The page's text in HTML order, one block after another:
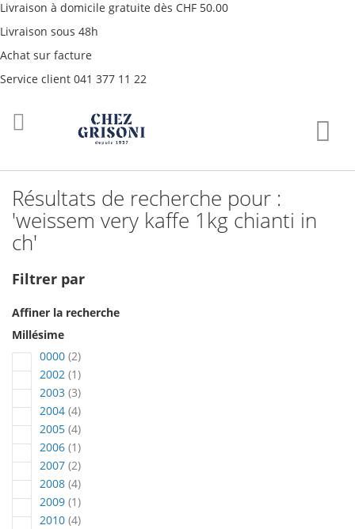
Livraison à domicile gratuite dès CHF 50.00
Livraison sous 48h
Achat sur facture
Service client 041 377 11 22
Résultats de recherche pour :
'weissem very kaffe 1kg chianti in
ch'
Filtrer par
Affiner la recherche
Millésime
0000 2articles
2002 1article
2003 3articles
2004 4articles
2005 4articles
2006 1article
2007 2articles
2008 4articles
2009 1article
2010 4articles